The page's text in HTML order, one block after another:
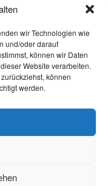
wir Technologien wie
und/oder darauf
können wir Daten
Website verarbeiten.
können
werden.